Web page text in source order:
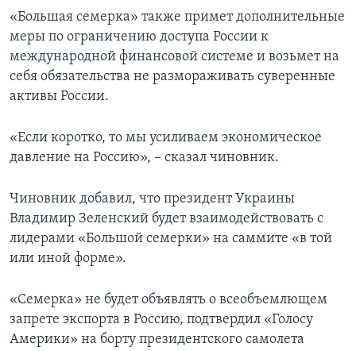
«Большая семерка» также примет дополнительные
меры по ограничению доступа России к
международной финансовой системе и возьмет на
себя обязательства не размораживать суверенные
активы России.
«Если коротко, то мы усиливаем экономическое
давление на Россию», – сказал чиновник.
Чиновник добавил, что президент Украины
Владимир Зеленский будет взаимодействовать с
лидерами «Большой семерки» на саммите «в той
или иной форме».
«Семерка» не будет объявлять о всеобъемлющем
запрете экспорта в Россию, подтвердил «Голосу
Америки» на борту президентского самолета